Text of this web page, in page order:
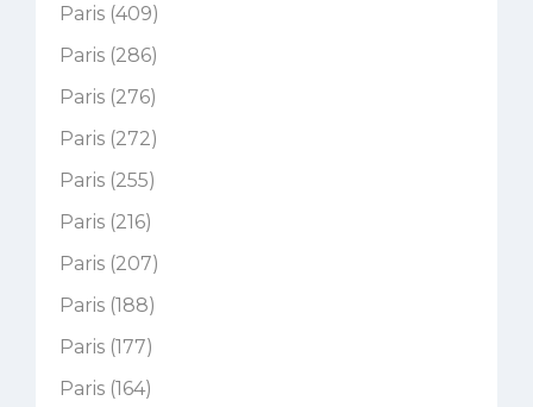
Paris (409)
Paris (286)
Paris (276)
Paris (272)
Paris (255)
Paris (216)
Paris (207)
Paris (188)
Paris (177)
Paris (164)